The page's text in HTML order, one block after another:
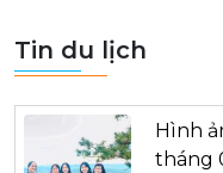
Tin du lịch
Hình
tháng